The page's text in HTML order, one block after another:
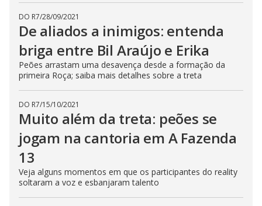
DO R7/28/09/2021
De aliados a inimigos: entenda
briga entre Bil Araújo e Erika
Peões arrastam uma desavença desde a formação da
primeira Roça; saiba mais detalhes sobre a treta
DO R7/15/10/2021
Muito além da treta: peões se
jogam na cantoria em A Fazenda
13
Veja alguns momentos em que os participantes do reality
soltaram a voz e esbanjaram talento